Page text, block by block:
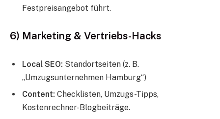
Festpreisangebot führt.
6) Marketing & Vertriebs-Hacks
Local SEO: Standortseiten (z. B.
„Umzugsunternehmen Hamburg“)
Content: Checklisten, Umzugs-Tipps,
Kostenrechner-Blogbeiträge.